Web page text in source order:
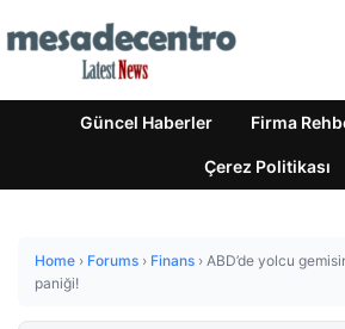
Güncel Haberler Firma
Çerez Politikası
Home › Forums › Finans › ABD’de yolcu
paniği!